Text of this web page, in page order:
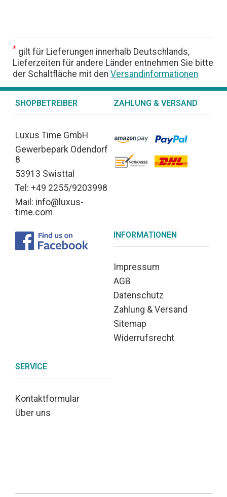
* gilt für Lieferungen innerhalb Deutschlands,
Lieferzeiten für andere Länder entnehmen Sie bitte
der Schaltfläche mit den Versandinformationen
SHOPBETREIBER
Luxus Time GmbH
Gewerbepark Odendorf
8
53913 Swisttal
Tel: +49 2255/9203998
Mail: info@luxus-
time.com
ZAHLUNG & VERSAND
INFORMATIONEN
Impressum
AGB
Datenschutz
Zahlung & Versand
Sitemap
Widerrufsrecht
SERVICE
Kontaktformular
Über uns